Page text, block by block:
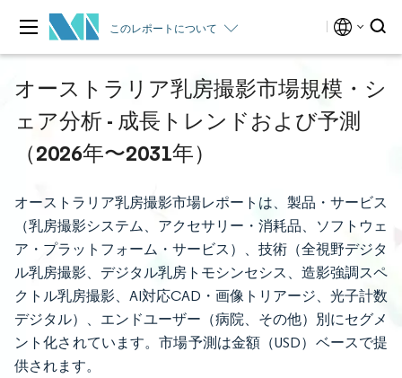
このレポートについて
オーストラリア乳房撮影市場規模・シ
ェア分析 - 成長トレンドおよび予測
（2026年〜2031年）
オーストラリア乳房撮影市場レポートは、製品・サービス
（乳房撮影システム、アクセサリー・消耗品、ソフトウェ
ア・プラットフォーム・サービス）、技術（全視野デジタ
ル乳房撮影、デジタル乳房トモシンセシス、造影強調スペ
クトル乳房撮影、AI対応CAD・画像トリアージ、光子計数
デジタル）、エンドユーザー（病院、その他）別にセグメ
ント化されています。市場予測は金額（USD）ベースで提
供されます。